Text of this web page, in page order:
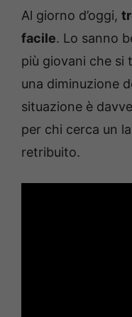
Al giorno d’oggi,
facile. Lo sanno
più giovani che si
una diminuzione
situazione è
per chi cerca un
retribuito.